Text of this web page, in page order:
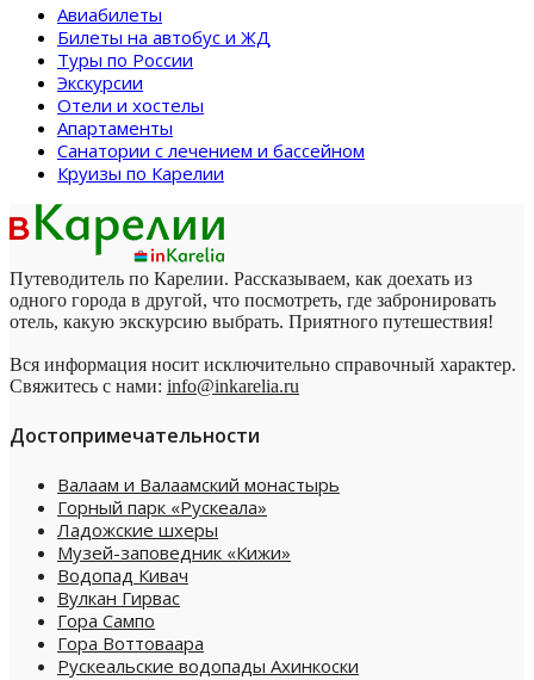
Авиабилеты
Билеты на автобус и ЖД
Туры по России
Экскурсии
Отели и хостелы
Апартаменты
Санатории с лечением и бассейном
Круизы по Карелии
Путеводитель по Карелии. Рассказываем, как доехать из
одного города в другой, что посмотреть, где забронировать
отель, какую экскурсию выбрать. Приятного путешествия!
Вся информация носит исключительно справочный характер.
Свяжитесь с нами: info@inkarelia.ru
Достопримечательности
Валаам и Валаамский монастырь
Горный парк «Рускеала»
Ладожские шхеры
Музей-заповедник «Кижи»
Водопад Кивач
Вулкан Гирвас
Гора Сампо
Гора Воттоваара
Рускеальские водопады Ахинкоски